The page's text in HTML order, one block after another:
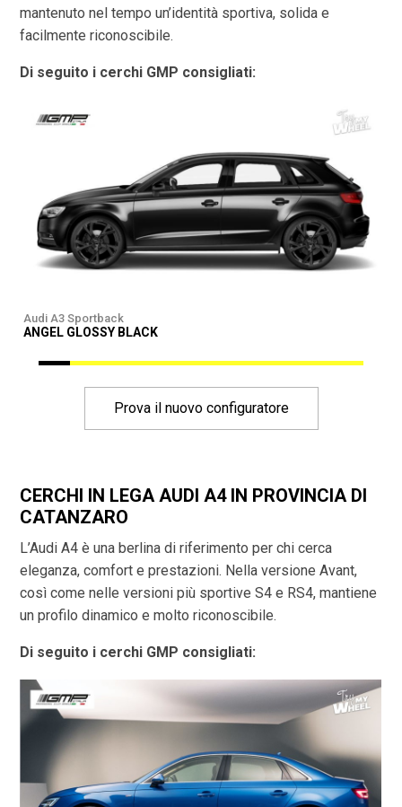
mantenuto nel tempo un’identità sportiva, solida e
facilmente riconoscibile.
Di seguito i cerchi GMP consigliati:
Audi A3 Sportback
ANGEL GLOSSY BLACK
Prova il nuovo configuratore
CERCHI IN LEGA AUDI A4 IN PROVINCIA DI
CATANZARO
L’Audi A4 è una berlina di riferimento per chi cerca
eleganza, comfort e prestazioni. Nella versione Avant,
così come nelle versioni più sportive S4 e RS4, mantiene
un profilo dinamico e molto riconoscibile.
Di seguito i cerchi GMP consigliati: